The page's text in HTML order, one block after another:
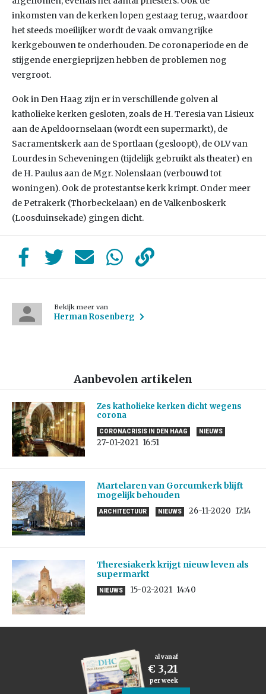
inkomsten van de kerken lopen gestaag terug, waardoor
het steeds moeilijker wordt de vaak omvangrijke
kerkgebouwen te onderhouden. De coronaperiode en de
stijgende energieprijzen hebben de problemen nog
vergroot.
Ook in Den Haag zijn er in verschillende golven al
katholieke kerken gesloten, zoals de H. Teresia van Lisieux
aan de Apeldoornselaan (wordt een supermarkt), de
Sacramentskerk aan de Sportlaan (gesloopt), de OLV van
Lourdes in Scheveningen (tijdelijk gebruikt als theater) en
de H. Paulus aan de Mgr. Nolenslaan (verbouwd tot
woningen). Ook de protestantse kerk krimpt. Onder meer
de Petrakerk (Thorbeckelaan) en de Valkenboskerk
(Loosduinsekade) gingen dicht.
Bekijk meer van
Herman Rosenberg
Aanbevolen artikelen
Zes katholieke kerken dicht wegens
corona
CORONACRISIS IN DEN HAAG NIEUWS
27-01-2021 16:51
Martelaren van Gorcumkerk blijft
mogelijk behouden
ARCHITECTUUR NIEUWS 26-11-2020 17:14
Theresiakerk krijgt nieuw leven als
supermarkt
NIEUWS 15-02-2021 14:40
al vanaf
€ 3,21
per week